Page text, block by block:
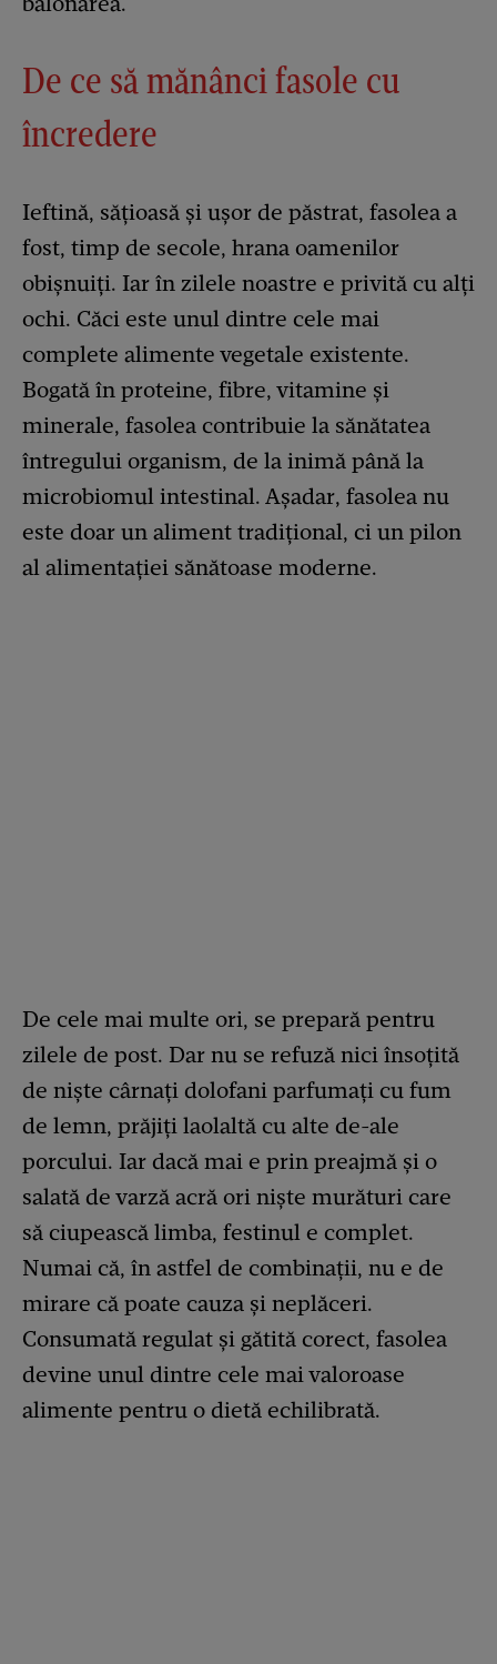
De ce să mănânci fasole cu
încredere
Ieftină, sățioasă și ușor de păstrat, fasolea a
fost, timp de secole, hrana oamenilor
obișnuiți. Iar în zilele noastre e privită cu alți
ochi. Căci este unul dintre cele mai
complete alimente vegetale existente.
Bogată în proteine, fibre, vitamine și
minerale, fasolea contribuie la sănătatea
întregului organism, de la inimă până la
microbiomul intestinal. Așadar, fasolea nu
este doar un aliment tradițional, ci un pilon
al alimentației sănătoase moderne.
De cele mai multe ori, se prepară pentru
zilele de post. Dar nu se refuză nici însoțită
de niște cârnați dolofani parfumați cu fum
de lemn, prăjiți laolaltă cu alte de-ale
porcului. Iar dacă mai e prin preajmă și o
salată de varză acră ori niște murături care
să ciupească limba, festinul e complet.
Numai că, în astfel de combinații, nu e de
mirare că poate cauza și neplăceri.
Consumată regulat și gătită corect, fasolea
devine unul dintre cele mai valoroase
alimente pentru o dietă echilibrată.